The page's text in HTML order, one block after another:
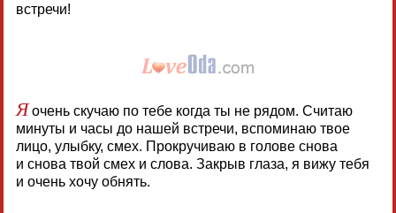
встречи!
Яочень скучаю по тебе когда ты не рядом. Считаю
минуты и часы до нашей встречи, вспоминаю твое
лицо, улыбку, смех. Прокручиваю в голове снова
и снова твой смех и слова. Закрыв глаза, я вижу тебя
и очень хочу обнять.